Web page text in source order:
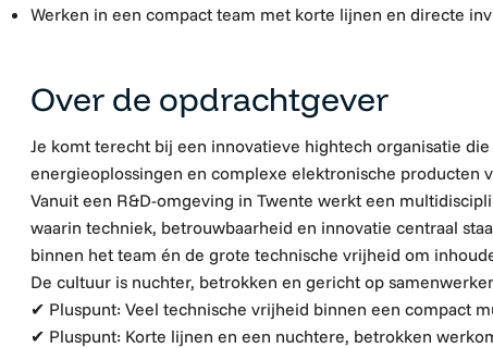
Werken in een compact team met korte lijnen en directe
Over de opdrachtgever
Je komt terecht bij een innovatieve hightech organisatie
energieoplossingen en complexe elektronische producten
Vanuit een R&D-omgeving in Twente werkt een
waarin techniek, betrouwbaarheid en innovatie centraal
binnen het team én de grote technische vrijheid om
De cultuur is nuchter, betrokken en gericht op
✔ Pluspunt: Veel technische vrijheid binnen een compact
✔ Pluspunt: Korte lijnen en een nuchtere, betrokken